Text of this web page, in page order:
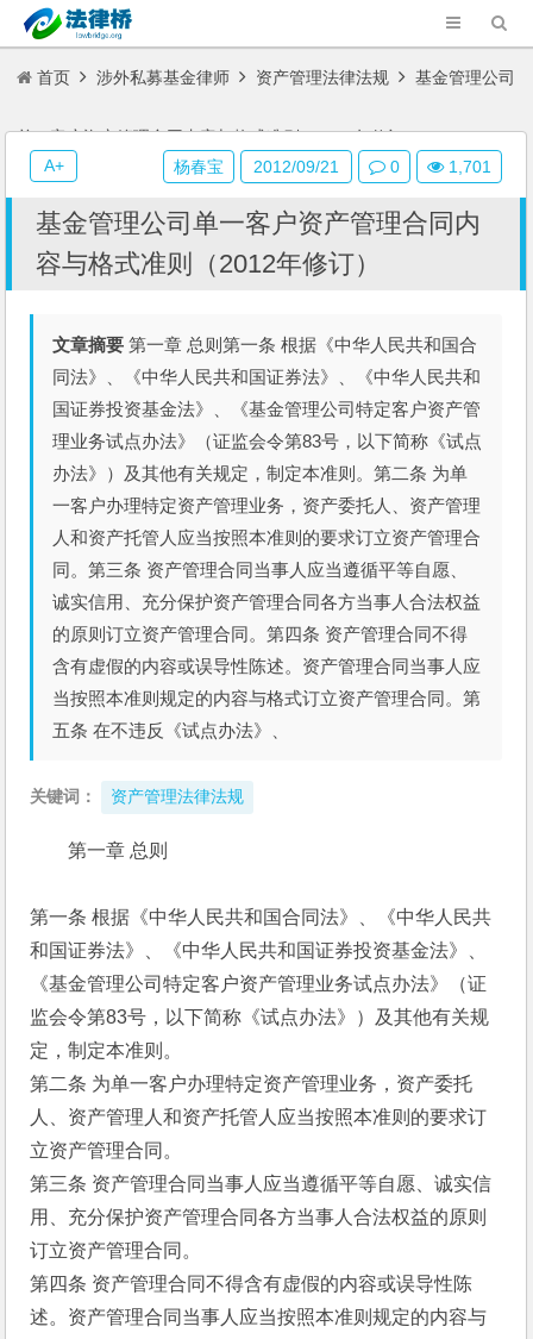
首页 涉外私募基金律师 资产管理法律法规 基金管理公司
单一客户资产管理合同内容与格式准则（2012年修订）
基金管理公司单一客户资产管理合同内
容与格式准则（2012年修订）
文章摘要 第一章 总则第一条 根据《中华人民共和国合
同法》、《中华人民共和国证券法》、《中华人民共和
国证券投资基金法》、《基金管理公司特定客户资产管
理业务试点办法》（证监会令第83号，以下简称《试点
办法》）及其他有关规定，制定本准则。第二条 为单
一客户办理特定资产管理业务，资产委托人、资产管理
人和资产托管人应当按照本准则的要求订立资产管理合
同。第三条 资产管理合同当事人应当遵循平等自愿、
诚实信用、充分保护资产管理合同各方当事人合法权益
的原则订立资产管理合同。第四条 资产管理合同不得
含有虚假的内容或误导性陈述。资产管理合同当事人应
当按照本准则规定的内容与格式订立资产管理合同。第
五条 在不违反《试点办法》、
关键词： 资产管理法律法规
第一章 总则
第一条 根据《中华人民共和国合同法》、《中华人民共
和国证券法》、《中华人民共和国证券投资基金法》、
《基金管理公司特定客户资产管理业务试点办法》（证
监会令第83号，以下简称《试点办法》）及其他有关规
定，制定本准则。
第二条 为单一客户办理特定资产管理业务，资产委托
人、资产管理人和资产托管人应当按照本准则的要求订
立资产管理合同。
第三条 资产管理合同当事人应当遵循平等自愿、诚实信
用、充分保护资产管理合同各方当事人合法权益的原则
订立资产管理合同。
第四条 资产管理合同不得含有虚假的内容或误导性陈
述。资产管理合同当事人应当按照本准则规定的内容与
杨春宝 2012/09/21 0 1,701
A+